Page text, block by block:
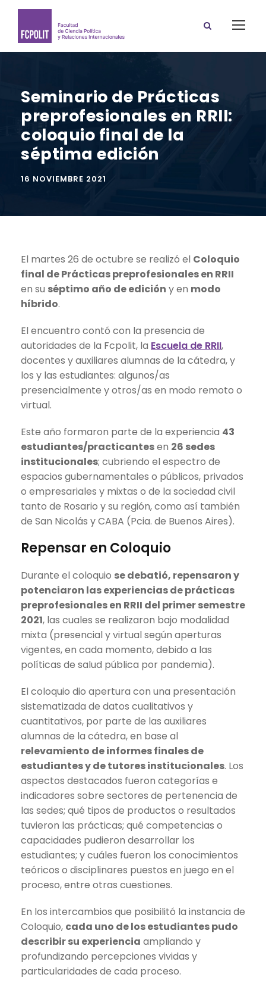
Seminario de Prácticas
preprofesionales en RRII:
coloquio final de la
séptima edición
16 NOVIEMBRE 2021
El martes 26 de octubre se realizó el Coloquio
final de Prácticas preprofesionales en RRII
en su séptimo año de edición y en modo
híbrido.
El encuentro contó con la presencia de
autoridades de la Fcpolit, la Escuela de RRII,
docentes y auxiliares alumnas de la cátedra, y
los y las estudiantes: algunos/as
presencialmente y otros/as en modo remoto o
virtual.
Este año formaron parte de la experiencia 43
estudiantes/practicantesen 26 sedes
institucionales; cubriendo el espectro de
espacios gubernamentales o públicos, privados
o empresariales y mixtas o de la sociedad civil
tanto de Rosario y su región, como así también
de San Nicolás y CABA (Pcia. de Buenos Aires).
Repensar en Coloquio
Durante el coloquio se debatió, repensaron y
potenciaron las experiencias de prácticas
preprofesionales en RRII del primer semestre
2021, las cuales se realizaron bajo modalidad
mixta (presencial y virtual según aperturas
vigentes, en cada momento, debido a las
políticas de salud pública por pandemia).
El coloquio dio apertura con una presentación
sistematizada de datos cualitativos y
cuantitativos, por parte de las auxiliares
alumnas de la cátedra, en base al
relevamiento de informes finales de
estudiantes y de tutores institucionales. Los
aspectos destacados fueron categorías e
indicadores sobre sectores de pertenencia de
las sedes; qué tipos de productos o resultados
tuvieron las prácticas; qué competencias o
capacidades pudieron desarrollar los
estudiantes; y cuáles fueron los conocimientos
teóricos o disciplinares puestos en juego en el
proceso, entre otras cuestiones.
En los intercambios que posibilitó la instancia de
Coloquio, cada uno de los estudiantes pudo
describir su experiencia ampliando y
profundizando percepciones vividas y
particularidades de cada proceso.